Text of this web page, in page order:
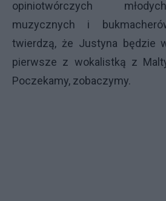
opiniotwórczych
muzycznych i
twierdzą, że Justyna będzie
pierwsze z wokalistką z
Poczekamy, zobaczymy.